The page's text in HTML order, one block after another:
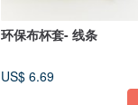
环保布杯套- 线条
US$ 6.69